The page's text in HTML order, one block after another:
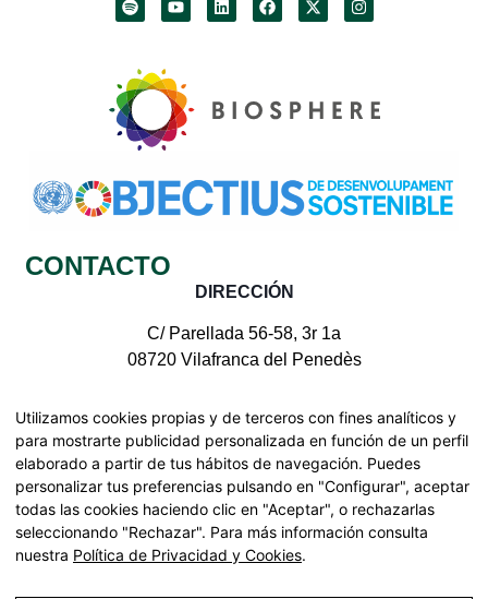
CONTACTO
DIRECCIÓN
C/ Parellada 56-58, 3r 1a
08720 Vilafranca del Penedès
Todos los derechos reservados | © Pinnae 2026
Declaración de accesibilidad
Mapa web
Utilizamos cookies propias y de terceros con fines analíticos y
para mostrarte publicidad personalizada en función de un perfil
elaborado a partir de tus hábitos de navegación. Puedes
personalizar tus preferencias pulsando en "Configurar", aceptar
todas las cookies haciendo clic en "Aceptar", o rechazarlas
seleccionando "Rechazar". Para más información consulta
nuestra Política de Privacidad y Cookies.